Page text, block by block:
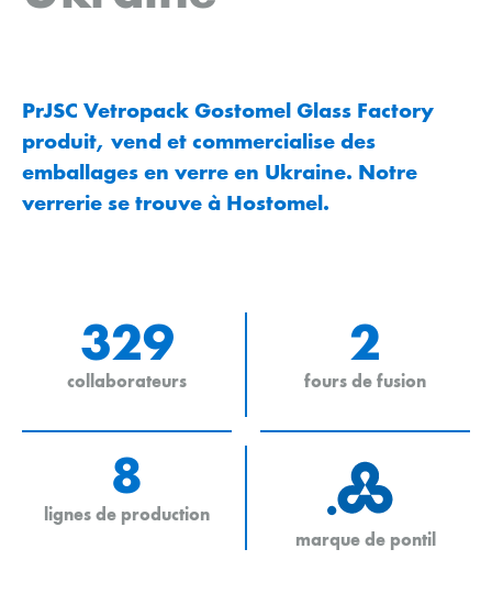
PrJSC Vetropack Gostomel Glass Factory
produit, vend et commercialise des
emballages en verre en Ukraine. Notre
verrerie se trouve à Hostomel.
329
collaborateurs
2
fours de fusion
8
lignes de production
marque de pontil